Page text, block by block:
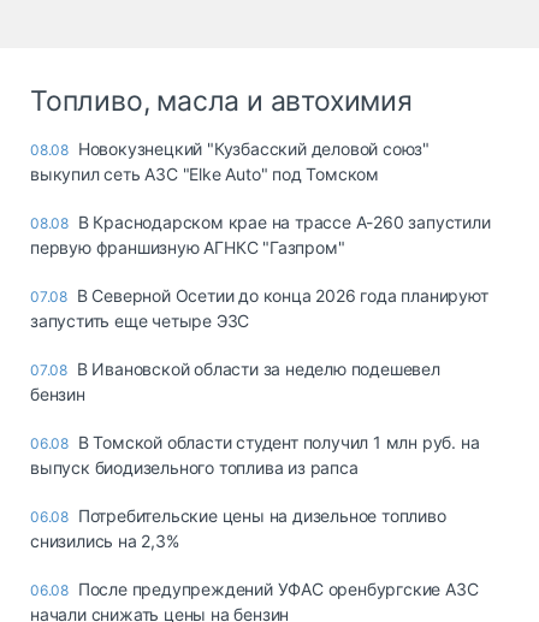
Топливо, масла и автохимия
08.08 Новокузнецкий "Кузбасский деловой союз"
выкупил сеть АЗС "Elke Auto" под Томском
08.08 В Краснодарском крае на трассе А-260 запустили
первую франшизную АГНКС "Газпром"
07.08 В Северной Осетии до конца 2026 года планируют
запустить еще четыре ЭЗС
07.08 В Ивановской области за неделю подешевел
бензин
06.08 В Томской области студент получил 1 млн руб. на
выпуск биодизельного топлива из рапса
06.08 Потребительские цены на дизельное топливо
снизились на 2,3%
06.08 После предупреждений УФАС оренбургские АЗС
начали снижать цены на бензин